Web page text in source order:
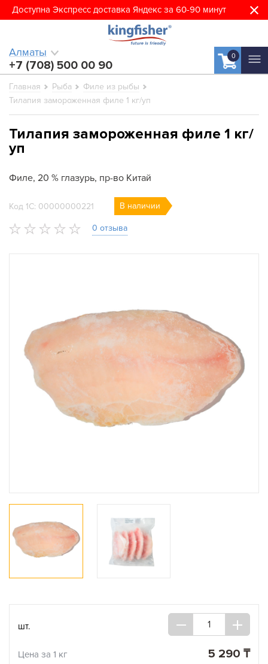
Доступна Экспресс доставка Яндекс за 60-90 минут
0
Алматы
+7 (708) 500 00 90
Главная Рыба
Филе из рыбы
Тилапия замороженная филе 1 кг/уп
Тилапия замороженная филе 1 кг/
уп
Филе, 20 % глазурь, пр-во Китай
Код 1С: 00000000221 В наличии
0 отзыва
шт.
Цена за 1 кг 5 290 ₸